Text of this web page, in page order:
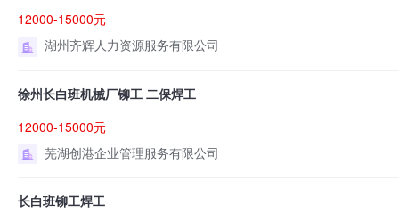
12000-15000元
湖州齐辉人力资源服务有限公司
徐州长白班机械厂铆工 二保焊工
12000-15000元
芜湖创港企业管理服务有限公司
长白班铆工焊工